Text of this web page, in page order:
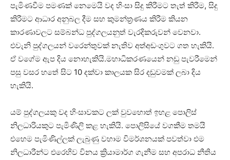
පැමිණවීම පමණක් නෙමෙයි වද හිංසා සිදු කිරීමට තැත් කිරීම, සිදු
කිරීමට ආධාර අනුබල දීම සහ කුමන්ත්‍රණය කිරීම කියන
කාරණාවලට සම්බන්ධ පුද්ගලයනුත් වැරදිකරුවන් වෙනවා.
එවැනි පුද්ගලයන් වරෙන්තුවක් නැතිව අත්අඩංගුවට ගත හැකියි.
ඒ වගේම ඇප දිය නොහැකියි.මහාධිකරණයෙන් නඩු පැවරීමෙන්
පසු වසර හතේ සිට 10 දක්වා කාලයක සිර දඬුවමක් ලබා දිය
හැකියි.
යම් පුද්ගලයකු වද හිංසාවකට ලක් වුවහොත් ඉහළ පොලිස්
නිලධාරියකුට පැමිණිලි කළ හැකියි. පොලිසියේ වගකීම තමයි
එහෙම පැමිණිල්ලක් ලැබුණු වහාම විමර්ශනයක් පවත්වා එම
නිලධාරීන්ට එරෙහිව විනය ක්‍රියාමාර්ග ගැනීම සහ අපරාධ නීතිය